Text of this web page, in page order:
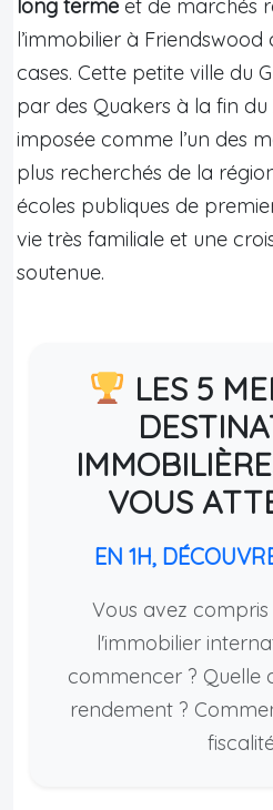
long terme et de marchés
l’immobilier à
cases. Cette petite ville du
par des Quakers à la fin du
imposée comme l’un des
plus recherchés de la
écoles publiques de
vie très familiale et une
soutenue.
LES 5
VOUS
EN 1H,
Vous avez
l'immobilier
commencer ? Quelle
rendement ?